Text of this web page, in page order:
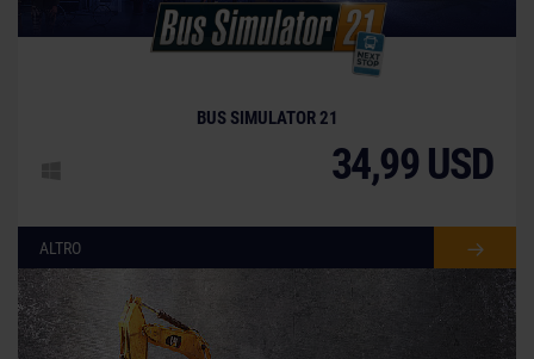
BUS SIMULATOR 21
34,99 USD
ALTRO